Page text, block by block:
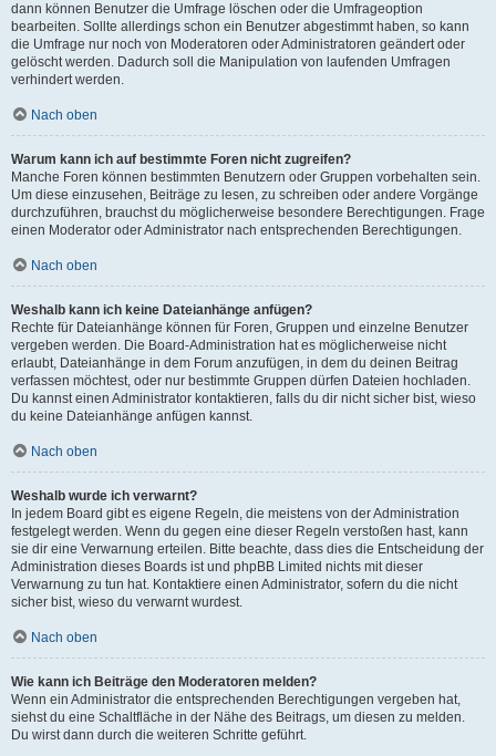
dann können Benutzer die Umfrage löschen oder die Umfrageoption
bearbeiten. Sollte allerdings schon ein Benutzer abgestimmt haben, so kann
die Umfrage nur noch von Moderatoren oder Administratoren geändert oder
gelöscht werden. Dadurch soll die Manipulation von laufenden Umfragen
verhindert werden.
Nach oben
Warum kann ich auf bestimmte Foren nicht zugreifen?
Manche Foren können bestimmten Benutzern oder Gruppen vorbehalten sein.
Um diese einzusehen, Beiträge zu lesen, zu schreiben oder andere Vorgänge
durchzuführen, brauchst du möglicherweise besondere Berechtigungen. Frage
einen Moderator oder Administrator nach entsprechenden Berechtigungen.
Nach oben
Weshalb kann ich keine Dateianhänge anfügen?
Rechte für Dateianhänge können für Foren, Gruppen und einzelne Benutzer
vergeben werden. Die Board-Administration hat es möglicherweise nicht
erlaubt, Dateianhänge in dem Forum anzufügen, in dem du deinen Beitrag
verfassen möchtest, oder nur bestimmte Gruppen dürfen Dateien hochladen.
Du kannst einen Administrator kontaktieren, falls du dir nicht sicher bist, wieso
du keine Dateianhänge anfügen kannst.
Nach oben
Weshalb wurde ich verwarnt?
In jedem Board gibt es eigene Regeln, die meistens von der Administration
festgelegt werden. Wenn du gegen eine dieser Regeln verstoßen hast, kann
sie dir eine Verwarnung erteilen. Bitte beachte, dass dies die Entscheidung der
Administration dieses Boards ist und phpBB Limited nichts mit dieser
Verwarnung zu tun hat. Kontaktiere einen Administrator, sofern du die nicht
sicher bist, wieso du verwarnt wurdest.
Nach oben
Wie kann ich Beiträge den Moderatoren melden?
Wenn ein Administrator die entsprechenden Berechtigungen vergeben hat,
siehst du eine Schaltfläche in der Nähe des Beitrags, um diesen zu melden.
Du wirst dann durch die weiteren Schritte geführt.